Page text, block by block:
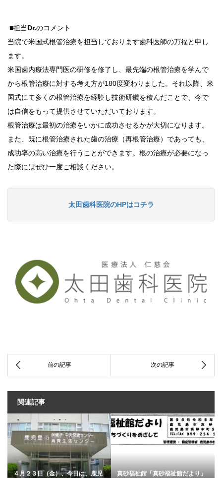
■担当Dr.のコメント
当院で米国式根管治療を担当しております歯科医師の万福と申し
ます。
米国歯内療法専門医の研修を修了し、最先端の根管治療を学んで
から根管治療に対する考え方が180度変わりました。それ以降、米
国式にて多くの根管治療を経験し技術研鑽を積んだことで、今で
は自信をもって提供させていただいております。
根管治療は最初の治療をいかに成功させるかが大切になります。
また、既に根管治療された歯の治療（再根管治療）であっても、
成功率の高い治療を行うことができます。根の治療が必要になっ
た際にはぜひ一度ご相談ください。
太田歯科医院のHPはコチラ
関連記事
４月２３日（金）、今日は、鹿児
真砂福祉館「真砂福祉館だより」